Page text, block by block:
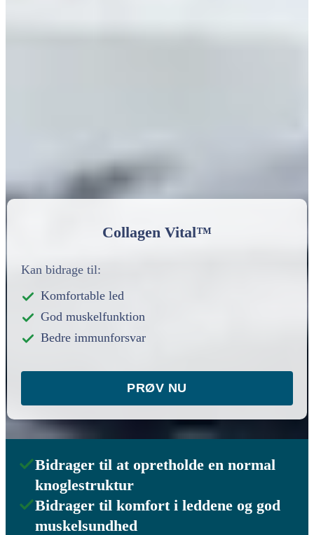
Collagen Vital™
Kan bidrage til:
Komfortable led
God muskelfunktion
Bedre immunforsvar
PRØV NU
Bidrager til at opretholde en normal
knoglestruktur
Bidrager til komfort i leddene og god
muskelsundhed